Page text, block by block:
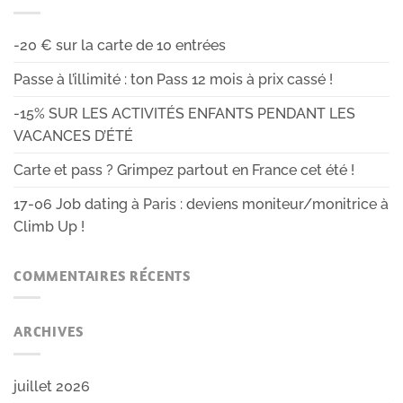
-20 € sur la carte de 10 entrées
Passe à l’illimité : ton Pass 12 mois à prix cassé !
-15% SUR LES ACTIVITÉS ENFANTS PENDANT LES
VACANCES D’ÉTÉ
Carte et pass ? Grimpez partout en France cet été !
17-06 Job dating à Paris : deviens moniteur/monitrice à
Climb Up !
COMMENTAIRES RÉCENTS
ARCHIVES
juillet 2026